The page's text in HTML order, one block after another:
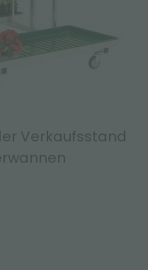
Verkaufsstand